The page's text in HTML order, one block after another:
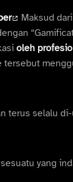
Maksud
oleh
tersebut
terus selalu
yang